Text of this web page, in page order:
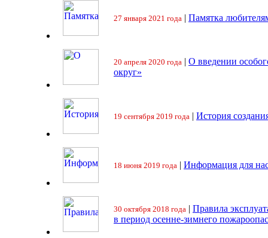
27 января 2021 года | Памятка
20 апреля 2020 года | О введении
округ»
19 сентября 2019 года | История
18 июня 2019 года | Информация для
30 октября 2018 года | Правила
в период осенне-зимнего